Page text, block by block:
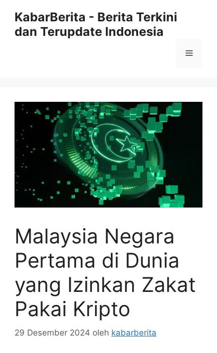
KabarBerita - Berita Terkini
dan Terupdate Indonesia
Menu
Malaysia Negara
Pertama di Dunia
yang Izinkan Zakat
Pakai Kripto
29 Desember 2024 oleh kabarberita